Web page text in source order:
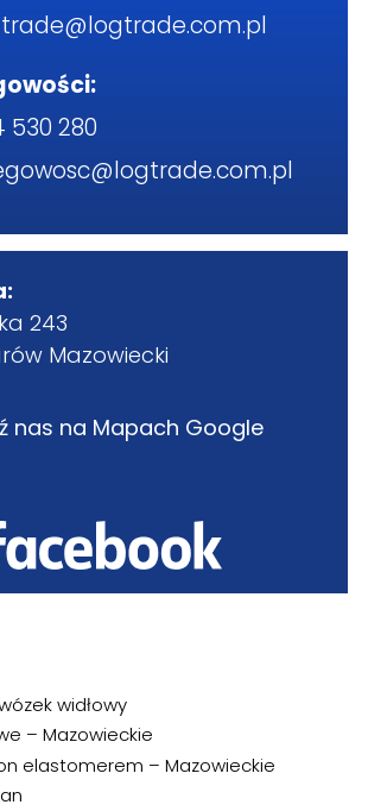
530 280
243
Mazowiecki
nas na Mapach Google
widłowy
– Mazowieckie
elastomerem – Mazowieckie